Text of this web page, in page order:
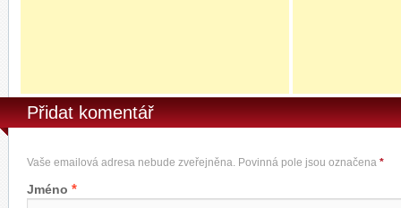
Přidat komentář
Vaše emailová adresa nebude zveřejněna. Povinná pole jsou označena *
Jméno *